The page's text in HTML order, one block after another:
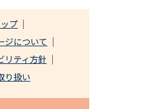
プ
ジについて
リティ方針
り扱い